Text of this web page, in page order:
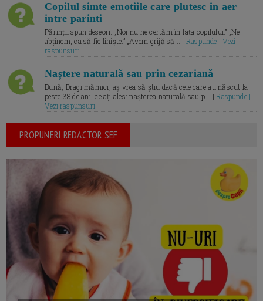
Copilul simte emotiile care plutesc in aer
intre parinti
Părinții spun deseori: „Noi nu ne certăm în fața copilului.” „Ne
abținem, ca să fie liniște.” „Avem grijă să... | Raspunde | Vezi
raspunsuri
Naștere naturală sau prin cezariană
Bună, Dragi mămici, aș vrea să știu dacă cele care au născut la
peste 38 de ani, ce ați ales: nașterea naturală sau p... |Raspunde |
Vezi raspunsuri
PROPUNERI REDACTOR SEF